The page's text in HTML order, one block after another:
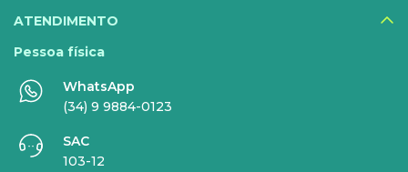
Veja todos serviços
EMPRESAS
INTERNET
ATENDIMENTO
Pessoa física
WhatsApp
(34) 9 9884-0123
SAC
103-12